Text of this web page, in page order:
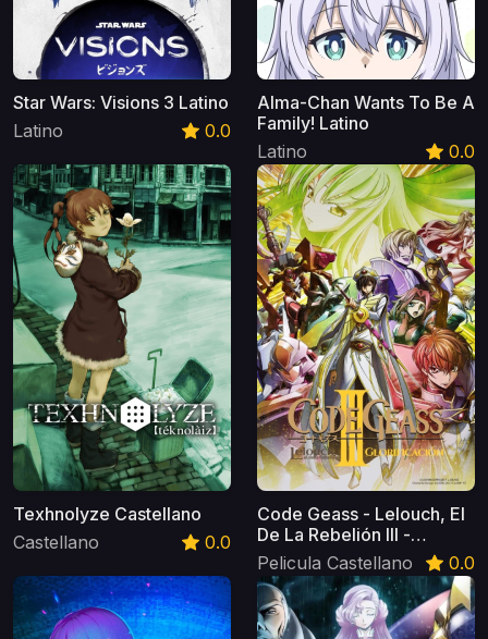
Star Wars: Visions 3 Latino
Latino
0.0
Alma-Chan Wants To Be A
Family! Latino
Latino
0.0
Texhnolyze Castellano
Castellano
0.0
Code Geass - Lelouch, El
De La Rebelión III -
Glorificación- Castellano
Pelicula Castellano 0.0